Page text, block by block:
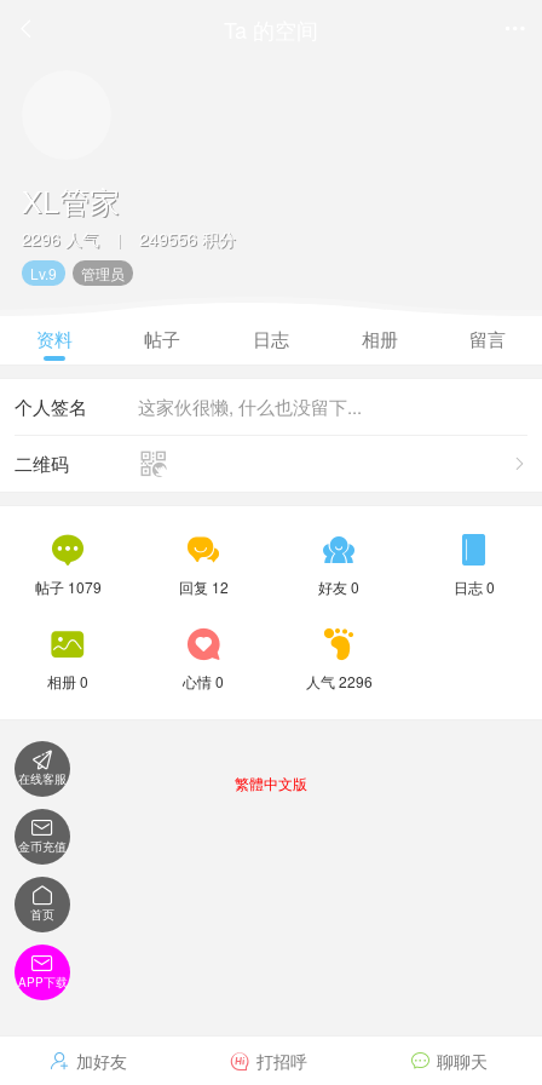
XL管家
2296 人气 | 249556 积分
Lv.9 管理员
资料 帖子 日志 相册 留言
这家伙很懒, 什么也没留下...
个人签名


二维码

帖子 1079

回复 12

好友 0

日志 0

相册 0

心情 0

人气 2296
 加好友  打招呼  聊聊天
繁體中文版

在线客服

金币充值

首页

APP下载